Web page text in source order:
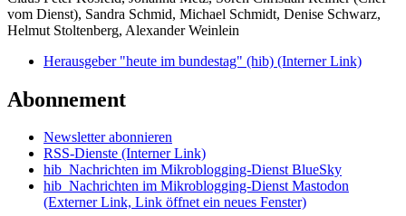
vom Dienst), Sandra Schmid, Michael Schmidt, Denise Schwarz,
Helmut Stoltenberg, Alexander Weinlein
Herausgeber "heute im bundestag" (hib) (Interner Link)
Abonnement
Newsletter abonnieren
RSS-Dienste (Interner Link)
hib_Nachrichten im Mikroblogging-Dienst BlueSky
hib_Nachrichten im Mikroblogging-Dienst Mastodon
(Externer Link, Link öffnet ein neues Fenster)